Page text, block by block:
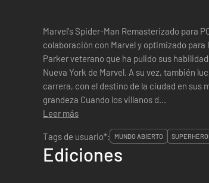
Marvel's Spider-Man Remasterizado para
colaboración con Marvel y optimizado
Parker veterano que ha pulido sus
Nueva York de Marvel. A su vez, también
carrera, con el destino de la ciudad en sus manos. Características principales
grandeza Cuando los villanos d...
Leer más
Tags de usuario*:
MUNDO ABIERTO
Ediciones